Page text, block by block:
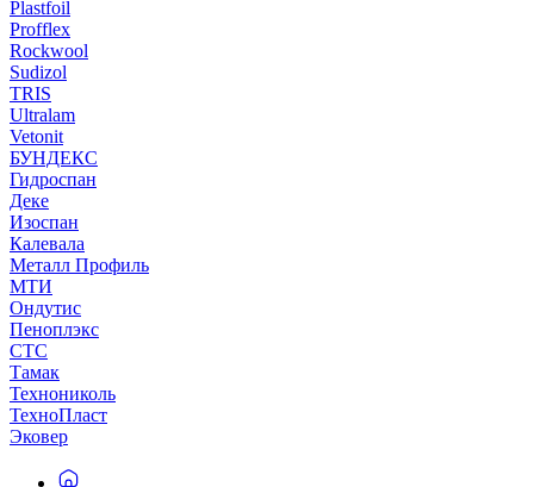
Plastfoil
Profflex
Rockwool
Sudizol
TRIS
Ultralam
Vetonit
БУНДЕКС
Гидроспан
Деке
Изоспан
Калевала
Металл Профиль
МТИ
Ондутис
Пеноплэкс
СТС
Тамак
Технониколь
ТехноПласт
Эковер